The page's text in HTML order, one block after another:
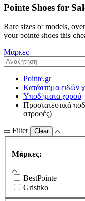
Pointe Shoes for
Rare sizes or models,
your pointe shoes this
Μάρκες
Pointe.gr
Κατάστημα ειδών
Υποδήματα χορού
Προστατευτικά
στροφές)
Filter Clear
Μάρκες:
BestPointe
Grishko